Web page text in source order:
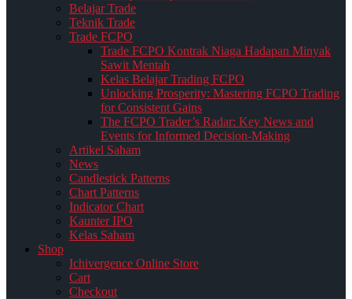
Belajar Trade
Teknik Trade
Trade FCPO
Trade FCPO Kontrak Niaga Hadapan Minyak
Sawit Mentah
Kelas Belajar Trading FCPO
Unlocking Prosperity: Mastering FCPO Trading
for Consistent Gains
The FCPO Trader’s Radar: Key News and
Events for Informed Decision-Making
Artikel Saham
News
Candlestick Patterns
Chart Patterns
Indicator Chart
Kaunter IPO
Kelas Saham
Shop
Ichivergence Online Store
Cart
Checkout